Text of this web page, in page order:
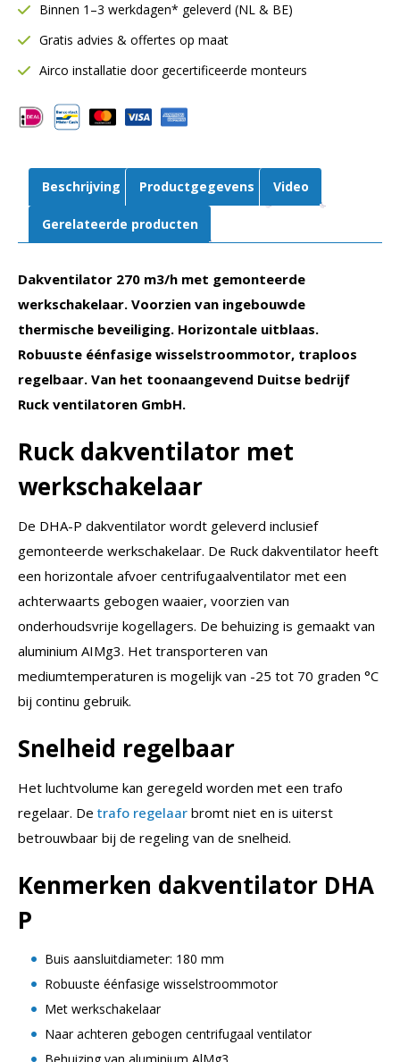
Horizontaal
|
werkschakelaar
|
m³/h
DHA
30
aantal
Binnen 1–3 werkdagen* geleverd (NL & BE)
Gratis advies & offertes op maat
Airco installatie door gecertificeerde monteurs
Beschrijving Productgegevens Video
Gerelateerde producten
Dakventilator 270 m3/h met gemonteerde
werkschakelaar. Voorzien van ingebouwde
thermische beveiliging. Horizontale uitblaas.
Robuuste éénfasige wisselstroommotor, traploos
regelbaar. Van het toonaangevend Duitse bedrijf
Ruck ventilatoren GmbH.
Ruck dakventilator met
werkschakelaar
De DHA-P dakventilator wordt geleverd inclusief
gemonteerde werkschakelaar. De Ruck dakventilator heeft
een horizontale afvoer centrifugaalventilator met een
achterwaarts gebogen waaier, voorzien van
onderhoudsvrije kogellagers. De behuizing is gemaakt van
aluminium AIMg3. Het transporteren van
mediumtemperaturen is mogelijk van -25 tot 70 graden °C
bij continu gebruik.
Snelheid regelbaar
Het luchtvolume kan geregeld worden met een trafo
regelaar. De trafo regelaar bromt niet en is uiterst
betrouwbaar bij de regeling van de snelheid.
Kenmerken dakventilator DHA
P
Buis aansluitdiameter: 180 mm
Robuuste éénfasige wisselstroommotor
Met werkschakelaar
Naar achteren gebogen centrifugaal ventilator